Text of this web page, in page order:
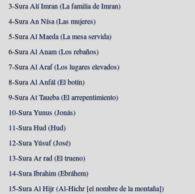
3-Sura Alí Imran (La familia de Imran)
4-Sura An Nísa (Las mujeres)
5-Sura Al Maeda (La mesa servida)
6-Sura Al Anam (Los rebaños)
7-Sura Al Araf (Los lugares elevados)
8-Sura Al Anfál (El botín)
9-Sura At Taueba (El arrepentimiento)
10-Sura Yunus (Jonás)
11-Sura Hud (Hud)
12-Sura Yúsuf (José)
13-Sura Ar rad (El trueno)
14-Sura Ibrahim (Ebráhem)
15-Sura Al Hijr (Al-Hichr [el nombre de la montaña])